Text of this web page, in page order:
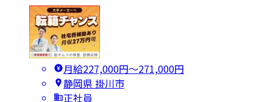
月給227,000円〜271,000円
静岡県 掛川市
正社員